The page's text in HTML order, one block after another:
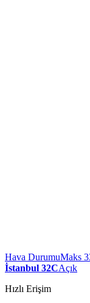
Hava DurumuMaks
İstanbul 32CAçık
Hızlı Erişim